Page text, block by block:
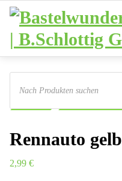
Zum
Inhalt
springen
Products
search Sie sind hier:
Rennauto gelb
2,99 €